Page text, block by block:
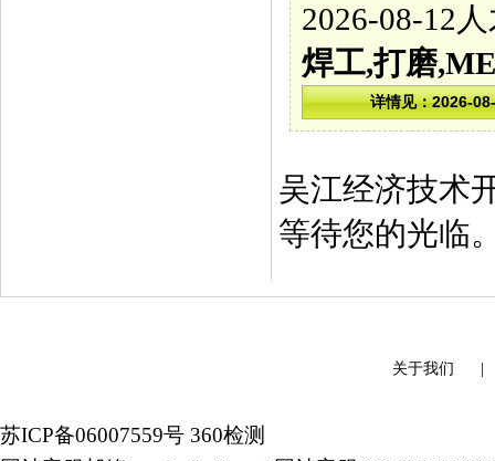
2026-08-12
焊工,打磨
吴江经济技术
等待您的光临
关于我们
苏ICP备06007559号 360检测